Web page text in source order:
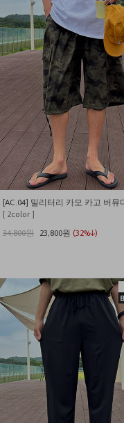
[AC.04] 밀리터리 카모 카고 버뮤
[ 2color ]
34,800원
23,800원 (32%↓)